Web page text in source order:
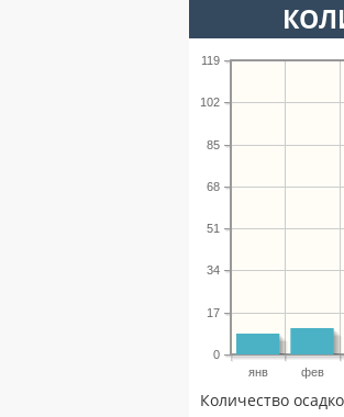
янв фев
0
17
34
51
68
85
102
119
Количество